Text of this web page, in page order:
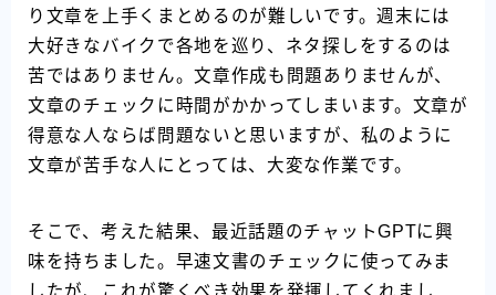
り文章を上手くまとめるのが難しいです。週末には
大好きなバイクで各地を巡り、ネタ探しをするのは
苦ではありません。文章作成も問題ありませんが、
文章のチェックに時間がかかってしまいます。文章が
得意な人ならば問題ないと思いますが、私のように
文章が苦手な人にとっては、大変な作業です。
そこで、考えた結果、最近話題のチャットGPTに興
味を持ちました。早速文書のチェックに使ってみま
したが、これが驚くべき効果を発揮してくれまし